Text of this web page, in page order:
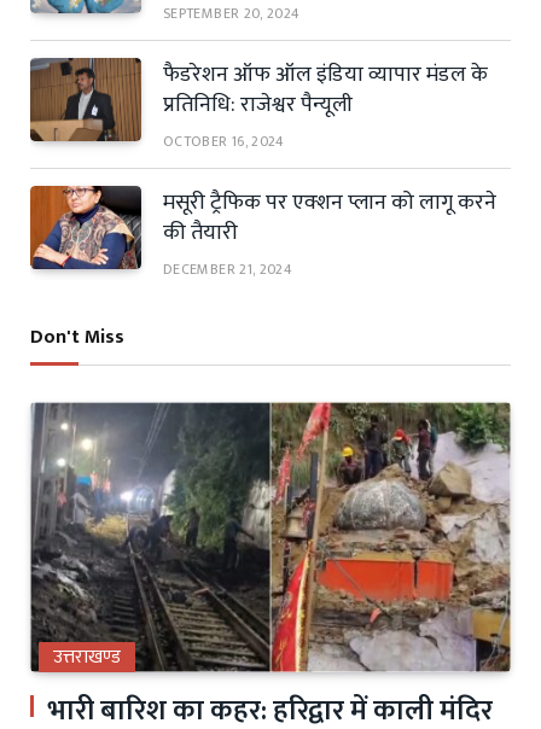
SEPTEMBER 20, 2024
फैडरेशन ऑफ ऑल इंडिया व्यापार मंडल के
प्रतिनिधि: राजेश्वर पैन्यूली
OCTOBER 16, 2024
मसूरी ट्रैफिक पर एक्शन प्लान को लागू करने
की तैयारी
DECEMBER 21, 2024
Don't Miss
उत्तराखण्ड
भारी बारिश का कहर: हरिद्वार में काली मंदिर